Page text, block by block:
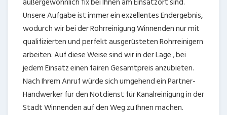
Unsere Aufgabe ist immer ein exzellentes Endergebnis,
wodurch wir bei der Rohrreinigung Winnenden nur mit
qualifizierten und perfekt ausgerüsteten Rohrreinigern
arbeiten. Auf diese Weise sind wir in der Lage , bei
jedem Einsatz einen fairen Gesamtpreis anzubieten.
Nach Ihrem Anruf würde sich umgehend ein Partner-
Handwerker für den Notdienst für Kanalreinigung in der
Stadt Winnenden auf den Weg zu Ihnen machen.